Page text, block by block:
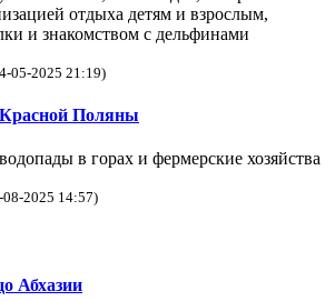
отдыха детям и взрослым,
и знакомством с дельфинами
05-2025 21:19)
Поляны
в горах и фермерские хозяйства
08-2025 14:57)
Абхазии